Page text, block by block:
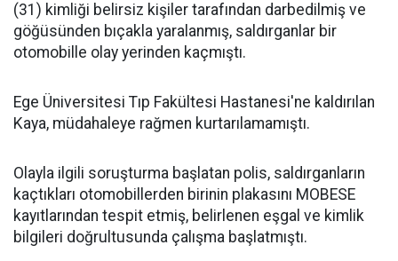
(31) kimliği belirsiz kişiler tarafından darbedilmiş ve
göğüsünden bıçakla yaralanmış, saldırganlar bir
otomobille olay yerinden kaçmıştı.
Ege Üniversitesi Tıp Fakültesi Hastanesi'ne kaldırılan
Kaya, müdahaleye rağmen kurtarılamamıştı.
Olayla ilgili soruşturma başlatan polis, saldırganların
kaçtıkları otomobillerden birinin plakasını MOBESE
kayıtlarından tespit etmiş, belirlenen eşgal ve kimlik
bilgileri doğrultusunda çalışma başlatmıştı.